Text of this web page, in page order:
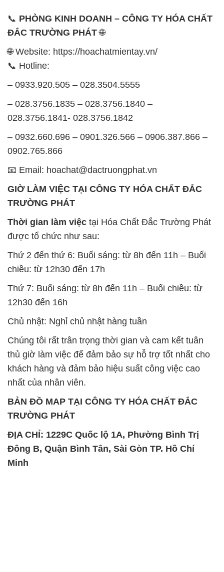
📞 PHÒNG KINH DOANH – CÔNG TY HÓA CHẤT
ĐẮC TRƯỜNG PHÁT🌐
🌐 Website: https://hoachatmientay.vn/
📞 Hotline:
– 0933.920.505 – 028.3504.5555
– 028.3756.1835 – 028.3756.1840 –
028.3756.1841- 028.3756.1842
– 0932.660.696 – 0901.326.566 – 0906.387.866 –
0902.765.866
📧 Email: hoachat@dactruongphat.vn
GIỜ LÀM VIỆC TẠI CÔNG TY HÓA CHẤT ĐẮC
TRƯỜNG PHÁT
Thời gian làm việc tại Hóa Chất Đắc Trường Phát
được tổ chức như sau:
Thứ 2 đến thứ 6: Buổi sáng: từ 8h đến 11h – Buổi
chiều: từ 12h30 đến 17h
Thứ 7: Buổi sáng: từ 8h đến 11h – Buổi chiều: từ
12h30 đến 16h
Chủ nhật: Nghỉ chủ nhật hàng tuần
Chúng tôi rất trân trọng thời gian và cam kết tuân
thủ giờ làm việc để đảm bảo sự hỗ trợ tốt nhất cho
khách hàng và đảm bảo hiệu suất công việc cao
nhất của nhân viên.
BẢN ĐỒ MAP TẠI CÔNG TY HÓA CHẤT ĐẮC
TRƯỜNG PHÁT
ĐỊA CHỈ: 1229C Quốc lộ 1A, Phường Bình Trị
Đông B, Quận Bình Tân, Sài Gòn TP. Hồ Chí
Minh